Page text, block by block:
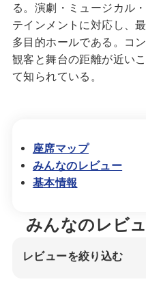
る。演劇・ミュージカル
テインメントに対応し、
多目的ホールである。コ
観客と舞台の距離が近い
て知られている。
座席マップ
みんなのレビュー
基本情報
みんなのレビ
レビューを絞り込む